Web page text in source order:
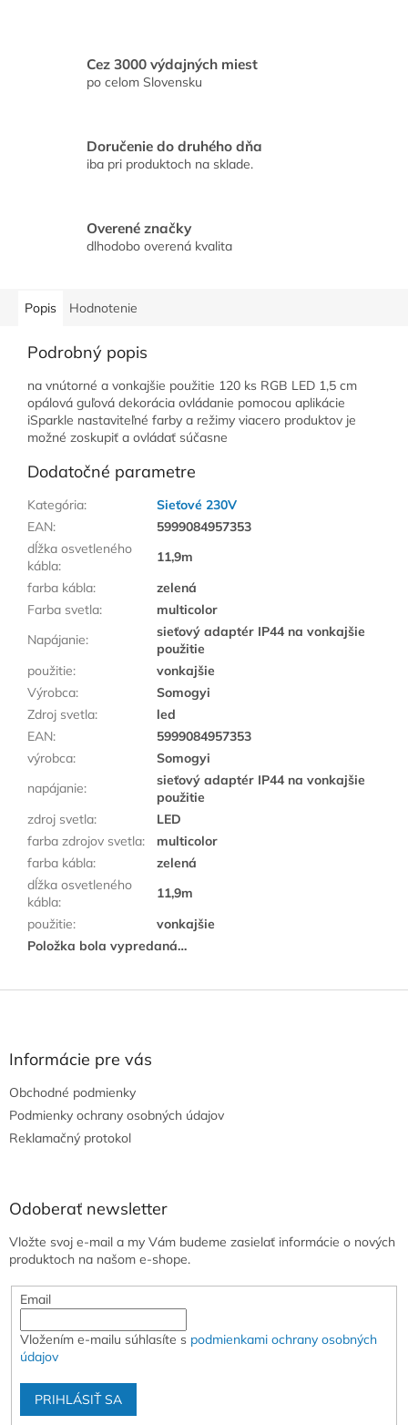
Cez 3000 výdajných miest
po celom Slovensku
Doručenie do druhého dňa
iba pri produktoch na sklade.
Overené značky
dlhodobo overená kvalita
Popis Hodnotenie
Podrobný popis
na vnútorné a vonkajšie použitie 120 ks RGB LED 1,5 cm
opálová guľová dekorácia ovládanie pomocou aplikácie
iSparkle nastaviteľné farby a režimy viacero produktov je
možné zoskupiť a ovládať súčasne
Dodatočné parametre
Kategória:
Sieťové 230V
EAN:
5999084957353
dĺžka osvetleného
kábla:
11,9m
farba kábla:
zelená
Farba svetla:
multicolor
Napájanie:
sieťový adaptér IP44 na vonkajšie
použitie
použitie:
vonkajšie
Výrobca:
Somogyi
Zdroj svetla:
led
EAN:
5999084957353
výrobca:
Somogyi
napájanie:
sieťový adaptér IP44 na vonkajšie
použitie
zdroj svetla:
LED
farba zdrojov svetla:
multicolor
farba kábla:
zelená
dĺžka osvetleného
kábla:
11,9m
použitie:
vonkajšie
Položka bola vypredaná…
Informácie pre vás
Obchodné podmienky
Podmienky ochrany osobných údajov
Reklamačný protokol
Odoberať newsletter
Vložte svoj e-mail a my Vám budeme zasielať informácie o nových
produktoch na našom e-shope.
Email
Vložením e-mailu súhlasíte s podmienkami ochrany osobných
údajov
PRIHLÁSIŤ SA